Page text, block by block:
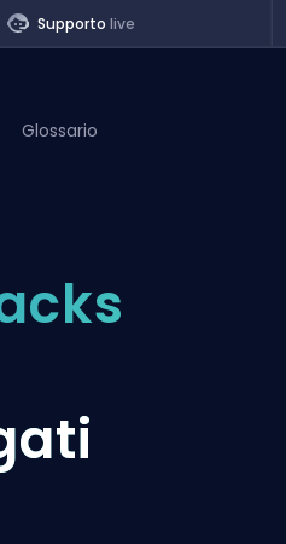
Supporto live
Glossario